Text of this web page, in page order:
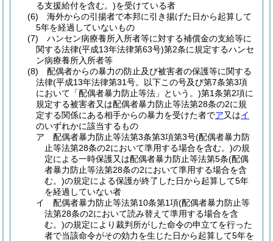
る支援給付を含む。)を受けている者
(6)
海外からの引揚者で本邦に引き揚げた日から起算して
5年を経過していないもの
(7)
ハンセン病療養所入所者等に対する補償金の支給等に
関する法律(平成13年法律第63号)第2条に規定するハンセ
ン病療養所入所者等
(8)
配偶者からの暴力の防止及び被害者の保護等に関する
法律(平成13年法律第31号。以下この号及び第7条第3項
において「配偶者暴力防止等法」という。)第1条第2項に
規定する被害者又は配偶者暴力防止等法第28条の2に規
定する関係にある相手からの暴力を受けた者でア又はイ
のいずれかに該当するもの
ア
配偶者暴力防止等法第3条第3項第3号(配偶者暴力防
止等法第28条の2において準用する場合を含む。)の規
定による一時保護又は配偶者暴力防止等法第5条(配偶
者暴力防止等法第28条の2において準用する場合を含
む。)の規定による保護が終了した日から起算して5年
を経過していない者
イ
配偶者暴力防止等法第10条第1項(配偶者暴力防止等
法第28条の2において読み替えて準用する場合を含
む。)の規定により裁判所がした命令の申立てを行った
者で当該命令がその効力を生じた日から起算して5年を